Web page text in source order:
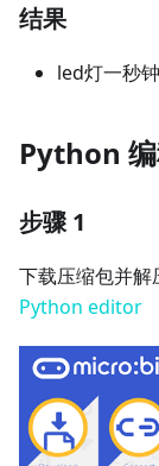
结果
led灯一秒
Python
步骤 1
下载压缩包并解
Python editor